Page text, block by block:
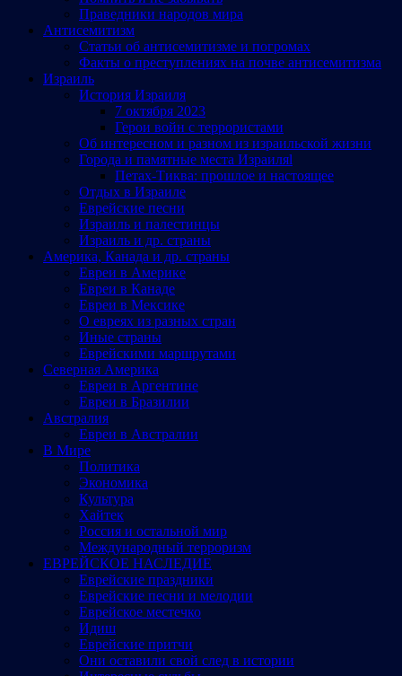
Праведники народов мира
Антисемитизм
Статьи об антисемитизме и погромах
Факты о преступлениях на почве антисемитизма
Израиль
История Израиля
7 октября 2023
Герои войн с террористами
Об интересном и разном из израильской жизни
Города и памятные места Израиляl
Петах-Тиква: прошлое и настоящее
Отдых в Израиле
Еврейские песни
Израиль и палестинцы
Израиль и др. страны
Америка, Канада и др. страны
Евреи в Америке
Евреи в Канаде
Евреи в Мексике
О евреях из разных стран
Иные страны
Еврейскими маршрутами
Северная Америка
Евреи в Аргентине
Евреи в Бразилии
Австралия
Евреи в Австралии
В Мире
Политика
Экономика
Культура
Хайтек
Россия и остальной мир
Международный терроризм
ЕВРЕЙСКОЕ НАСЛЕДИЕ
Еврейские праздники
Еврейские песни и мелодии
Еврейское местечко
Идиш
Еврейские притчи
Они оставили свой след в истории